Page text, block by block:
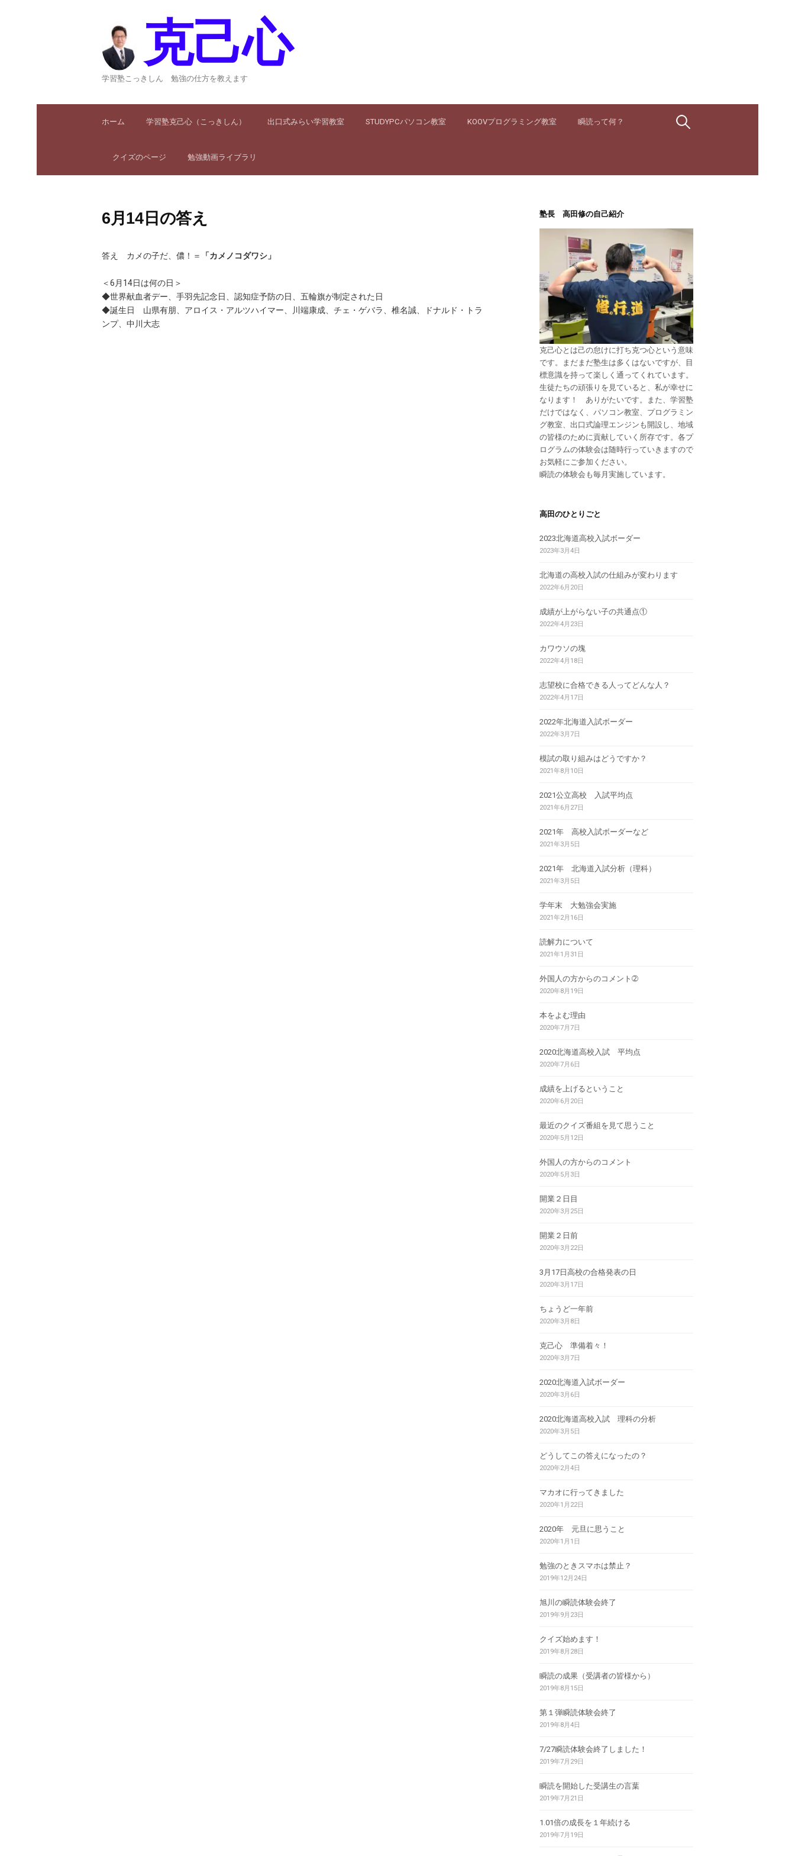
克己心
学習塾こっきしん 勉強の仕方を教えます
ホーム 学習塾克己心（こっきしん） 出口式みらい学習教室 STUDYPCパソコン教室 KOOVプログラミング教室 瞬読って何？
クイズのページ 勉強動画ライブラリ
検
6月14日の答え
答え カメの子だ、儂！＝ 「カメノコダワシ」
＜6月14日は何の日＞
◆世界献血者デー、手羽先記念日、認知症予防の日、五輪旗が制定された日
◆誕生日 山県有朋、アロイス・アルツハイマー、川端康成、チェ・ゲバラ、椎名誠、ドナルド・トラ
ンプ、中川大志
塾長 高田修の自己紹介
克己心とは己の怠けに打ち克つ心という意味
です。まだまだ塾生は多くはないですが、目
標意識を持って楽しく通ってくれています。
生徒たちの頑張りを見ていると、私が幸せに
なります！ ありがたいです。また、学習塾
だけではなく、パソコン教室、プログラミン
グ教室、出口式論理エンジンも開設し、地域
の皆様のために貢献していく所存です。各プ
ログラムの体験会は随時行っていきますので
お気軽にご参加ください。
瞬読の体験会も毎月実施しています。
高田のひとりごと
2023北海道高校入試ボーダー
2023年3月4日
北海道の高校入試の仕組みが変わります
2022年6月20日
成績が上がらない子の共通点①
2022年4月23日
カワウソの塊
2022年4月18日
志望校に合格できる人ってどんな人？
2022年4月17日
2022年北海道入試ボーダー
2022年3月7日
模試の取り組みはどうですか？
2021年8月10日
2021公立高校 入試平均点
2021年6月27日
2021年 高校入試ボーダーなど
2021年3月5日
2021年 北海道入試分析（理科）
2021年3月5日
学年末 大勉強会実施
2021年2月16日
読解力について
2021年1月31日
外国人の方からのコメント➁
2020年8月19日
本をよむ理由
2020年7月7日
2020北海道高校入試 平均点
2020年7月6日
成績を上げるということ
2020年6月20日
最近のクイズ番組を見て思うこと
2020年5月12日
外国人の方からのコメント
2020年5月3日
開業２日目
2020年3月25日
開業２日前
2020年3月22日
3月17日高校の合格発表の日
2020年3月17日
ちょうど一年前
2020年3月8日
克己心 準備着々！
2020年3月7日
2020北海道入試ボーダー
2020年3月6日
2020北海道高校入試 理科の分析
2020年3月5日
どうしてこの答えになったの？
2020年2月4日
マカオに行ってきました
2020年1月22日
2020年 元旦に思うこと
2020年1月1日
勉強のときスマホは禁止？
2019年12月24日
旭川の瞬読体験会終了
2019年9月23日
クイズ始めます！
2019年8月28日
瞬読の成果（受講者の皆様から）
2019年8月15日
第１弾瞬読体験会終了
2019年8月4日
7/27瞬読体験会終了しました！
2019年7月29日
瞬読を開始した受講生の言葉
2019年7月21日
1.01倍の成長を１年続ける
2019年7月19日